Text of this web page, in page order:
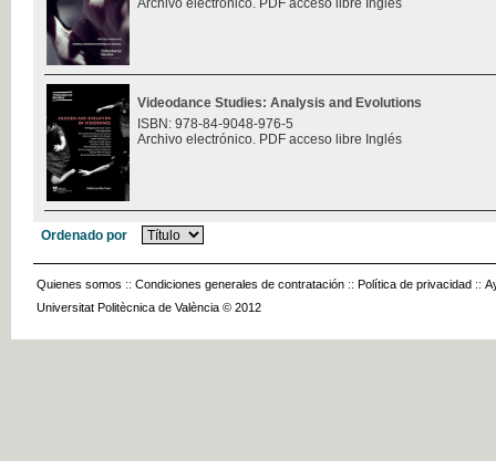
Archivo electrónico. PDF acceso libre Inglés
Videodance Studies: Analysis and Evolutions
ISBN: 978-84-9048-976-5
Archivo electrónico. PDF acceso libre Inglés
Ordenado por
Quienes somos :: Condiciones generales de contratación :: Política de privacidad ::
Universitat Politècnica de València © 2012